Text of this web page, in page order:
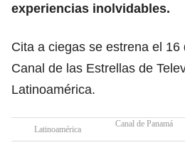
experiencias inolvidables.
Cita a ciegas se estrena el
Canal de las Estrellas de
Latinoamérica.
Latinoamérica
Canal de Panamá